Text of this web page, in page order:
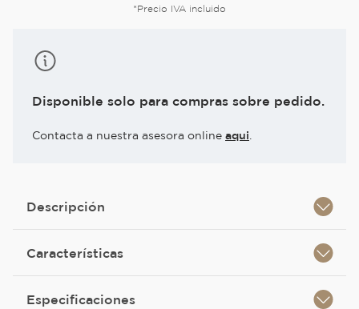
*Precio IVA incluido
Disponible solo para compras sobre pedido.
Contacta a nuestra asesora online aqui
Descripción
Características
Especificaciones